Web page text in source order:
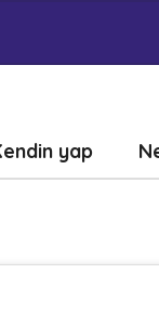
yap